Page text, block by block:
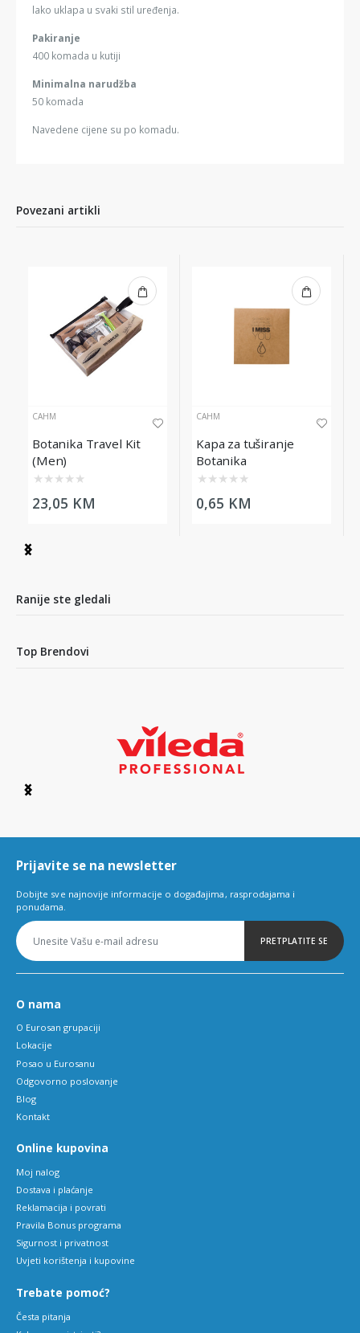
lako uklapa u svaki stil uređenja.
Pakiranje
400 komada u kutiji
Minimalna narudžba
50 komada
Navedene cijene su po komadu.
Povezani artikli
CAHM
Botanika Travel Kit
(Men)
★ ★ ★ ★ ★
23,05 KM
CAHM
Kapa za tuširanje
Botanika
★ ★ ★ ★ ★
0,65 KM
Item
13
Ranije ste gledali
Top Brendovi
Item
6
Prijavite se na newsletter
Dobijte sve najnovije informacije o događajima, rasprodajama i
ponudama.
PRETPLATITE SE
O nama
O Eurosan grupaciji
Lokacije
Posao u Eurosanu
Odgovorno poslovanje
Blog
Kontakt
Online kupovina
Moj nalog
Dostava i plaćanje
Reklamacija i povrati
Pravila Bonus programa
Sigurnost i privatnost
Uvjeti korištenja i kupovine
Trebate pomoć?
Česta pitanja